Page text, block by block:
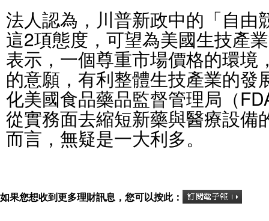
法人認為，川普新政中的「自由
這2項態度，可望為美國生技產
表示，一個尊重市場價格的環境
的意願，有利整體生技產業的發
化美國食品藥品監督管理局（
從實務面去縮短新藥與醫療設備
而言，無疑是一大利多。
如果您想收到更多理財訊息，您可以按此：